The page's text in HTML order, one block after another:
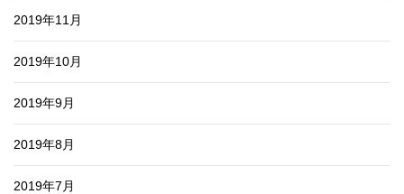
2019年11月
2019年10月
2019年9月
2019年8月
2019年7月